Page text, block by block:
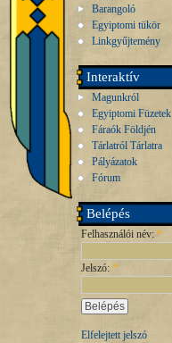
Barangoló
Egyiptomi tükör
Linkgyűjtemény
Interaktív
Magunkról
Egyiptomi Füzetek
Fáraók Földjén
Tárlatról Tárlatra
Pályázatok
Fórum
Belépés
Felhasználói név: *
Jelszó: *
Elfelejtett jelszó